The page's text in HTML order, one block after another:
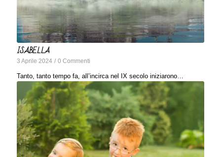
ISABELLA
3 Aprile 2024 / 0 Commenti
Tanto, tanto tempo fa, all’incirca nel IX secolo iniziarono…